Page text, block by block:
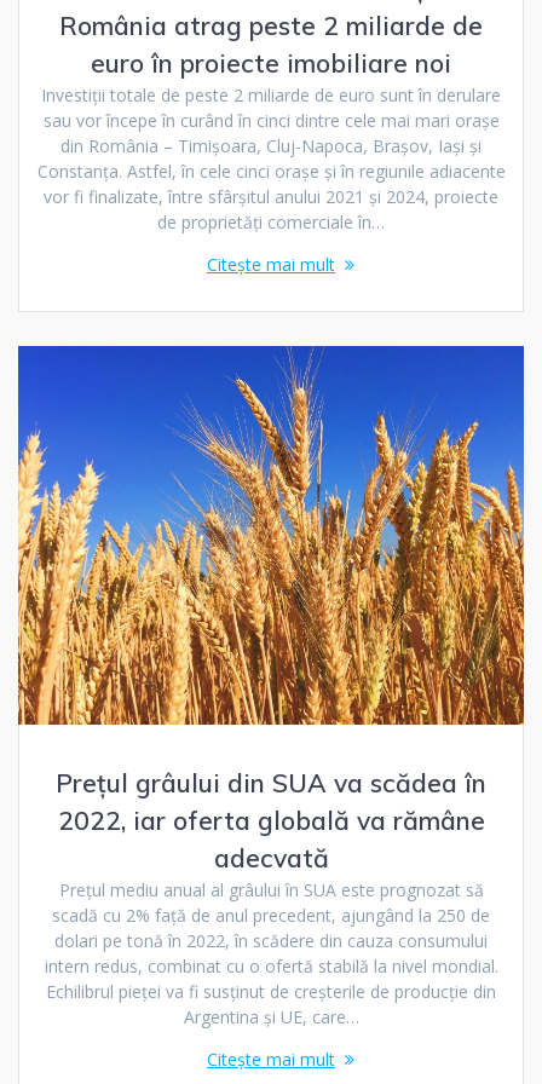
România atrag peste 2 miliarde de
euro în proiecte imobiliare noi
Investiții totale de peste 2 miliarde de euro sunt în derulare
sau vor începe în curând în cinci dintre cele mai mari orașe
din România – Timișoara, Cluj-Napoca, Brașov, Iași și
Constanța. Astfel, în cele cinci orașe și în regiunile adiacente
vor fi finalizate, între sfârșitul anului 2021 și 2024, proiecte
de proprietăți comerciale în…
Citește mai mult
Prețul grâului din SUA va scădea în
2022, iar oferta globală va rămâne
adecvată
Prețul mediu anual al grâului în SUA este prognozat să
scadă cu 2% față de anul precedent, ajungând la 250 de
dolari pe tonă în 2022, în scădere din cauza consumului
intern redus, combinat cu o ofertă stabilă la nivel mondial.
Echilibrul pieței va fi susținut de creșterile de producție din
Argentina și UE, care…
Citește mai mult